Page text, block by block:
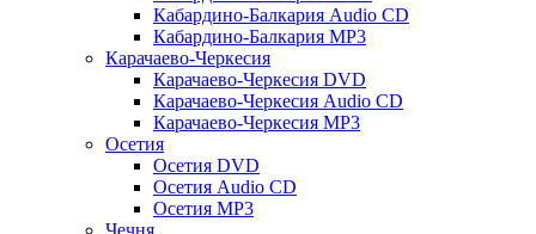
Кабардино-Балкария Audio CD
Кабардино-Балкария MP3
Карачаево-Черкесия
Карачаево-Черкесия DVD
Карачаево-Черкесия Audio CD
Карачаево-Черкесия MP3
Осетия
Осетия DVD
Осетия Audio CD
Осетия MP3
Чечня